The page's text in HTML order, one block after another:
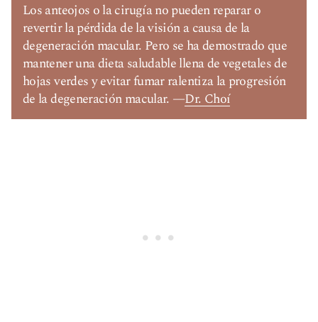
Los anteojos o la cirugía no pueden reparar o
revertir la pérdida de la visión a causa de la
degeneración macular. Pero se ha demostrado que
mantener una dieta saludable llena de vegetales de
hojas verdes y evitar fumar ralentiza la progresión
de la degeneración macular. —Dr. Choí